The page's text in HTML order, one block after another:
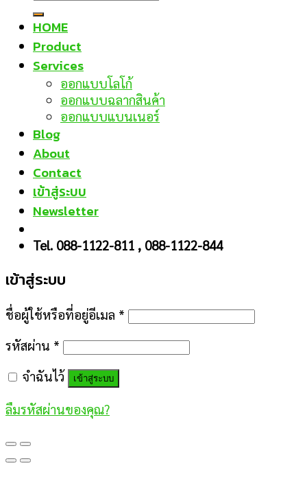
HOME
Product
Services
ออกแบบโลโก้
ออกแบบฉลากสินค้า
ออกแบบแบนเนอร์
Blog
About
Contact
เข้าสู่ระบบ
Newsletter
Tel. 088-1122-811 , 088-1122-844
เข้าสู่ระบบ
ชื่อผู้ใช้หรือที่อยู่อีเมล *
รหัสผ่าน *
จำฉันไว้
เข้าสู่ระบบ
ลืมรหัสผ่านของคุณ?